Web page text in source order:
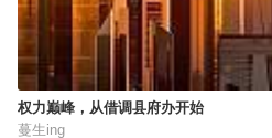
权力巅峰，从借调县府办开始
蔓生ing